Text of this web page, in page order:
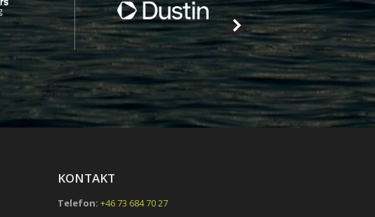
KONTAKT
Telefon: +46 73 684 70 27